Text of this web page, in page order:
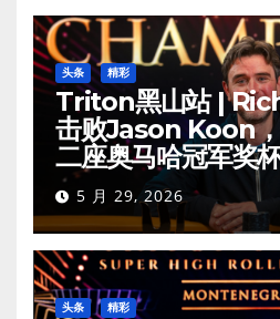
头条 精彩
Triton黑山站 |
击败Jason Koon
二座奥马哈冠军奖
5 月 29, 2026
头条 精彩